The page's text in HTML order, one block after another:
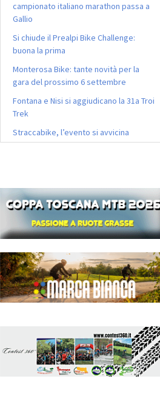
campionato italiano marathon passa a
Gallio
Si chiude il Prealpi Bike Challenge:
buona la prima
Monterosa Bike: tante novità per la
gara del prossimo 6 settembre
Fontana e Nisi si aggiudicano la 31a Troi
Trek
Straccabike, l’evento si avvicina